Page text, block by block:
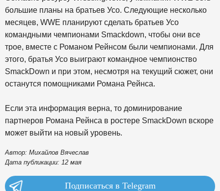
большие планы на братьев Усо. Следующие несколько
месяцев, WWE планируют сделать братьев Усо
командными чемпионами Smackdown, чтобы они все
трое, вместе с Романом Рейнсом были чемпионами. Для
этого, братья Усо выиграют командное чемпионство
SmackDown и при этом, несмотря на текущий сюжет, они
останутся помощниками Романа Рейнса.
Если эта информация верна, то доминирование
партнеров Романа Рейнса в ростере SmackDown вскоре
может выйти на новый уровень.
Автор: Михайлов Вячеслав
Дата публикации: 12 мая
Подписаться в Telegram